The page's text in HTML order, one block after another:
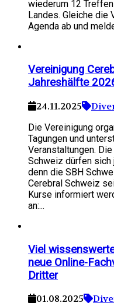
wiederum 12
Landes. Gleiche die
Agenda ab und
Vereinigung
Jahreshälfte
24.11.2025
Die Vereinigung
Tagungen und
Veranstaltungen.
Schweiz dürfen sich
denn die SBH
Cerebral Schweiz
Kurse informiert
an:...
Viel
neue Online-
Dritter
01.08.2025